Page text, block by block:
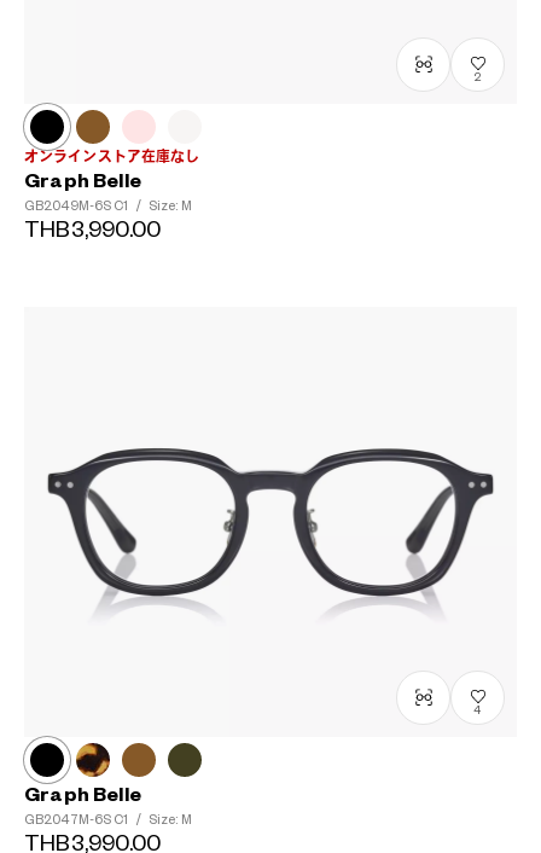
2
オンラインストア在庫なし
Graph Belle
GB2049M-6S C1 / Size: M
THB3,990.00
4
Graph Belle
GB2047M-6S C1 / Size: M
THB3,990.00